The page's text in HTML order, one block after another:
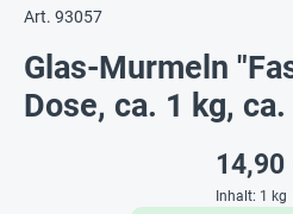
Art. 93057
Glas-Murmeln
Dose, ca. 1 kg,
14,90
Inhalt: 1 kg